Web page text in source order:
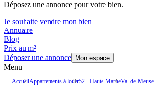
Déposez une annonce pour votre bien.
Je souhaite vendre mon bien
Annuaire
Blog
Prix au m²
Déposer une annonce
Mon espace
Menu
AccueilAppartements à louer52 - Haute-MarneVal-de-Meuse